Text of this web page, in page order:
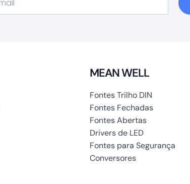
MEAN WELL
Fontes Trilho DIN
Fontes Fechadas
Fontes Abertas
Drivers de LED
Fontes para Segurança
Conversores